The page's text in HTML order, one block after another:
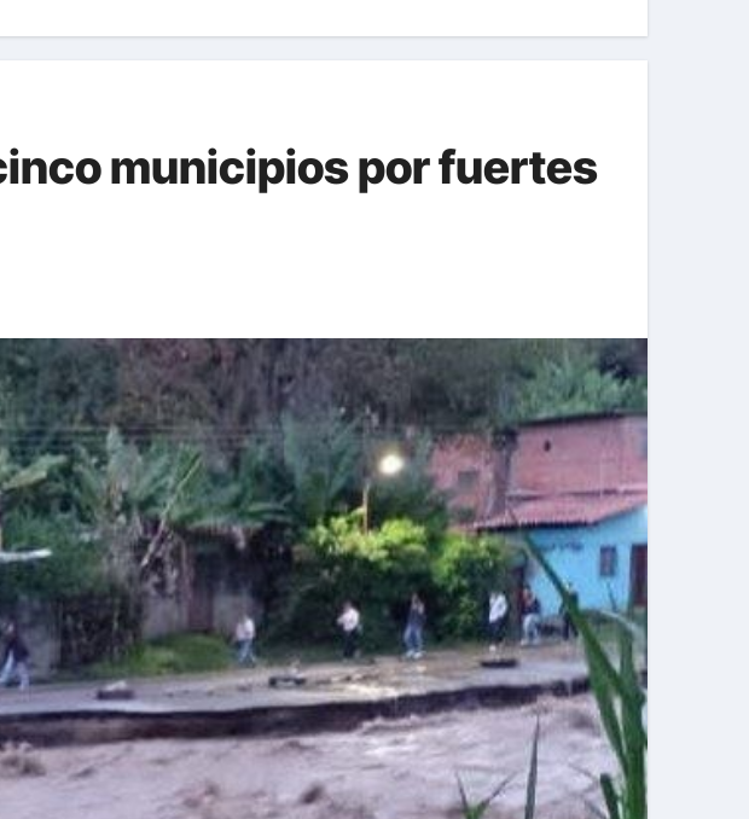
municipios por fuertes